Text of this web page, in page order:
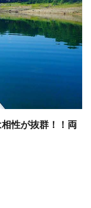
性が抜群！！両